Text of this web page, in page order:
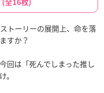
(全16枚)
トーリーの展開上、命を落
すか？
回は「死んでしまった推し
。